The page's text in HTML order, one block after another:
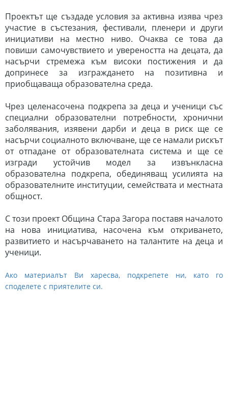
Проектът ще създаде условия за активна изява чрез
участие в състезания, фестивали, пленери и други
инициативи на местно ниво. Очаква се това да
повиши самочувствието и увереността на децата, да
насърчи стремежа към високи постижения и да
допринесе за изграждането на позитивна и
приобщаваща образователна среда.
Чрез целенасочена подкрепа за деца и ученици със
специални образователни потребности, хронични
заболявания, изявени дарби и деца в риск ще се
насърчи социалното включване, ще се намали рискът
от отпадане от образователната система и ще се
изгради устойчив модел за извънкласна
образователна подкрепа, обединяващ усилията на
образователните институции, семействата и местната
общност.
С този проект Община Стара Загора поставя началото
на нова инициатива, насочена към откриването,
развитието и насърчаването на талантите на деца и
ученици.
Ако материалът Ви харесва, подкрепете ни, като го
споделете с приятелите си.